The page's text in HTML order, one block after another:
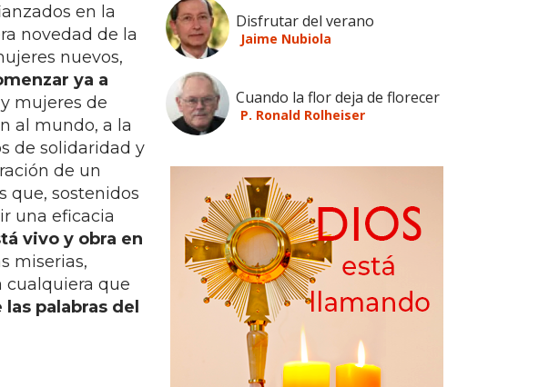
en la
novedad de la
nuevos,
ya a
mujeres de
al mundo, a la
de solidaridad y
de un
que, sostenidos
una eficacia
vivo y obra en
miserias,
cualquiera que
palabras del
Disfrutar del verano
Jaime Nubiola
Cuando la flor deja de florecer
P. Ronald Rolheiser